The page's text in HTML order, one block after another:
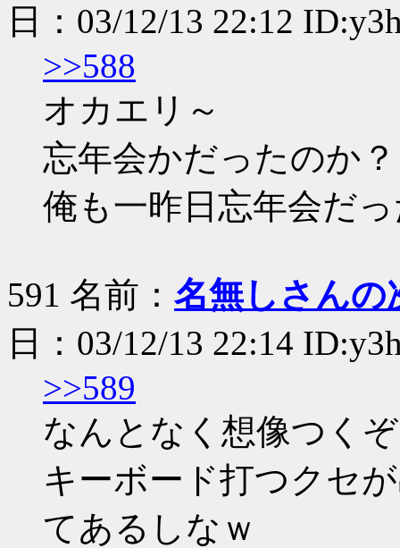
日：03/12/13 22:12
>>588
オカエリ～
忘年会かだったのか？
俺も一昨日忘年会だ
591 名前： 名無しさんの
日：03/12/13 22:14
>>589
なんとなく想像つく
キーボード打つクセ
てあるしなｗ